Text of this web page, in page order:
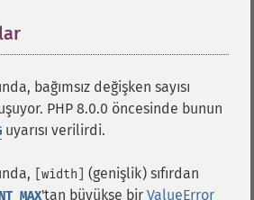
bağımsız değişken sayısı
PHP 8.0.0 öncesinde bunun
uyarısı verilirdi.
[width]
(genişlik) sıfırdan
'tan büyükse bir ValueError